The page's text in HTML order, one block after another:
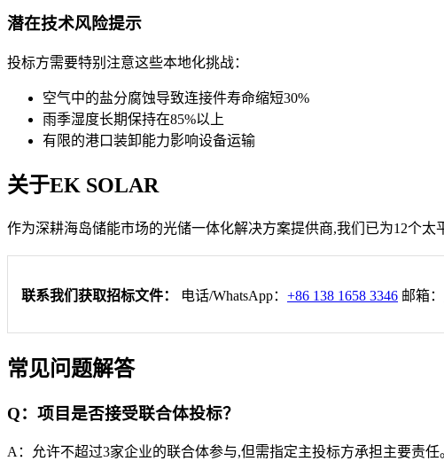
潜在技术风险提示
投标方需要特别注意这些本地化挑战：
空气中的盐分腐蚀导致连接件寿命缩短30%
雨季湿度长期保持在85%以上
有限的港口装卸能力影响设备运输
关于EK SOLAR
作为深耕海岛储能市场的光储一体化解决方案提供商,我们已为12个
联系我们获取招标文件： 电话/WhatsApp： +86 138 1658 3346 邮箱：
常见问题解答
Q：项目是否接受联合体投标？
A：允许不超过3家企业的联合体参与,但需指定主投标方承担主要责任